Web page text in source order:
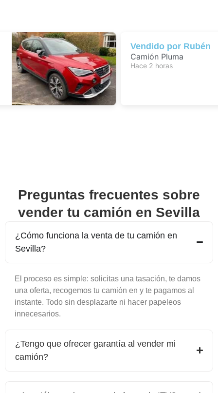
Vendido porRubén
Camión Pluma
Hace 2 horas
Preguntas frecuentes sobre
vender tu camión en Sevilla
¿Cómo funciona la venta de tu camión en
Sevilla?
El proceso es simple: solicitas una tasación, te damos
una oferta, recogemos tu camión en y te pagamos al
instante. Todo sin desplazarte ni hacer papeleos
innecesarios.
¿Tengo que ofrecer garantía al vender mi
camión?